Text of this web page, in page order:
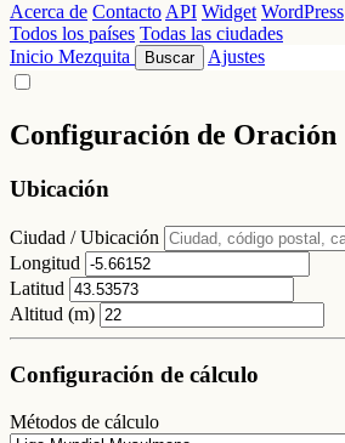
Acerca de Contacto API Widget WordPress
Todos los países Todas las ciudades
Inicio Mezquita Buscar Ajustes
Configuración de Oración
Ubicación
Ciudad / Ubicación
Longitud
Latitud
Altitud (m)
Configuración de cálculo
Métodos de cálculo